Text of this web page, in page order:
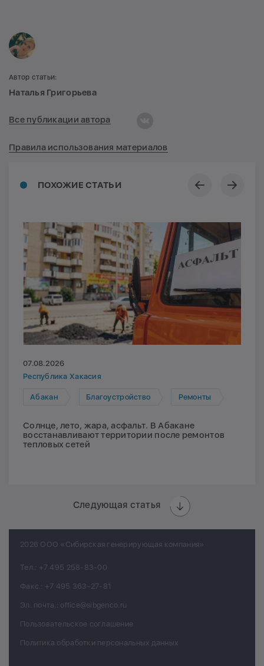
ПОХОЖИЕ СТАТЬИ
07.08.2026
Республика Хакасия
Абакан Благоустройство Ремонты
Солнце, лето, жара, асфальт. В Абакане
восстанавливают территории после ремонтов
тепловых сетей
Следующая статья
Автор статьи:
Наталья Григорьева
Все публикации автора
Правила использования материалов
2026 ООО «Сибирская генерирующая компания»
Тел.: +7 495 258-83-00
Факс.: +7 495 363-27-81
Эл. почта.: office@sibgenco.ru
Пользовательское соглашение
Политика обработки персональных данных